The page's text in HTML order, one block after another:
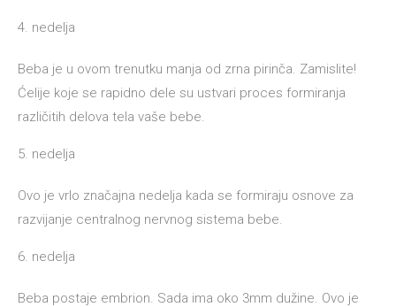
4. nedelja
Beba je u ovom trenutku manja od zrna pirinča. Zamislite!
Ćelije koje se rapidno dele su ustvari proces formiranja
različitih delova tela vaše bebe.
5. nedelja
Ovo je vrlo značajna nedelja kada se formiraju osnove za
razvijanje centralnog nervnog sistema bebe.
6. nedelja
Beba postaje embrion. Sada ima oko 3mm dužine. Ovo je